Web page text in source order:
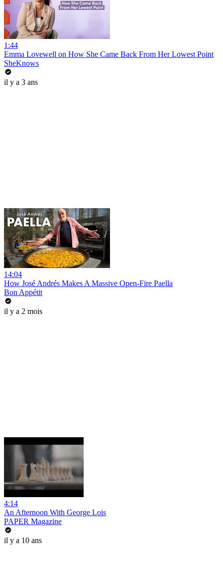
1:44
Emma Lovewell on How She Came Back From Her Lowest Point
SheKnows
il y a 3 ans
14:04
How José Andrés Makes A Massive Open-Fire Paella
Bon Appétit
il y a 2 mois
4:14
An Afternoon With George Lois
PAPER Magazine
il y a 10 ans